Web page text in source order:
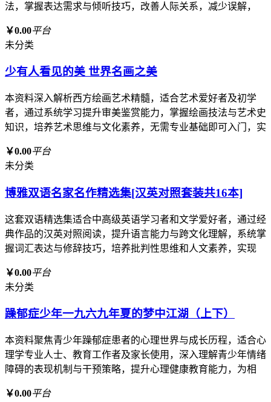
法，掌握表达需求与倾听技巧，改善人际关系，减少误解，
￥0.00平台
未分类
少有人看见的美 世界名画之美
本资料深入解析西方绘画艺术精髓，适合艺术爱好者及初学
者，通过系统学习提升审美鉴赏能力，掌握绘画技法与艺术史
知识，培养艺术思维与文化素养，无需专业基础即可入门，实
￥0.00平台
未分类
博雅双语名家名作精选集[汉英对照套装共16本]
这套双语精选集适合中高级英语学习者和文学爱好者，通过经
典作品的汉英对照阅读，提升语言能力与跨文化理解，系统掌
握词汇表达与修辞技巧，培养批判性思维和人文素养，实现
￥0.00平台
未分类
躁郁症少年一九六九年夏的梦中江湖（上下）
本资料聚焦青少年躁郁症患者的心理世界与成长历程，适合心
理学专业人士、教育工作者及家长使用，深入理解青少年情绪
障碍的表现机制与干预策略，提升心理健康教育能力，为相
￥0.00平台